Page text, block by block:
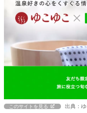
このサイトを見る 出典：